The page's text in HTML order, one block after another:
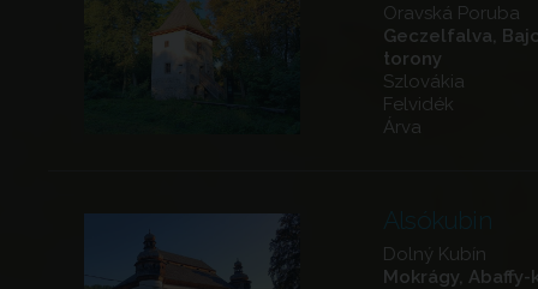
Oravská Poruba
Geczelfalva,
torony
Szlovákia
Felvidék
Árva
Alsókubin
Dolný Kubín
Mokrágy,